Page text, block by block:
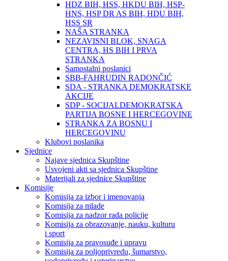
HDZ BIH, HSS, HKDU BIH, HSP-
HNS, HSP DR AS BIH, HDU BIH,
HSS SR
NAŠA STRANKA
NEZAVISNI BLOK, SNAGA
CENTRA, HS BIH I PRVA
STRANKA
Samostalni poslanici
SBB-FAHRUDIN RADONČIĆ
SDA - STRANKA DEMOKRATSKE
AKCIJE
SDP - SOCIJALDEMOKRATSKA
PARTIJA BOSNE I HERCEGOVINE
STRANKA ZA BOSNU I
HERCEGOVINU
Klubovi poslanika
Sjednice
Najave sjednica Skupštine
Usvojeni akti sa sjednica Skupštine
Materijali za sjednice Skupštine
Komisije
Komisija za izbor i imenovanja
Komisija za mlade
Komisija za nadzor rada policije
Komisija za obrazovanje, nauku, kulturu
i sport
Komisija za pravosuđe i upravu
Komisija za poljoprivredu, šumarstvo,